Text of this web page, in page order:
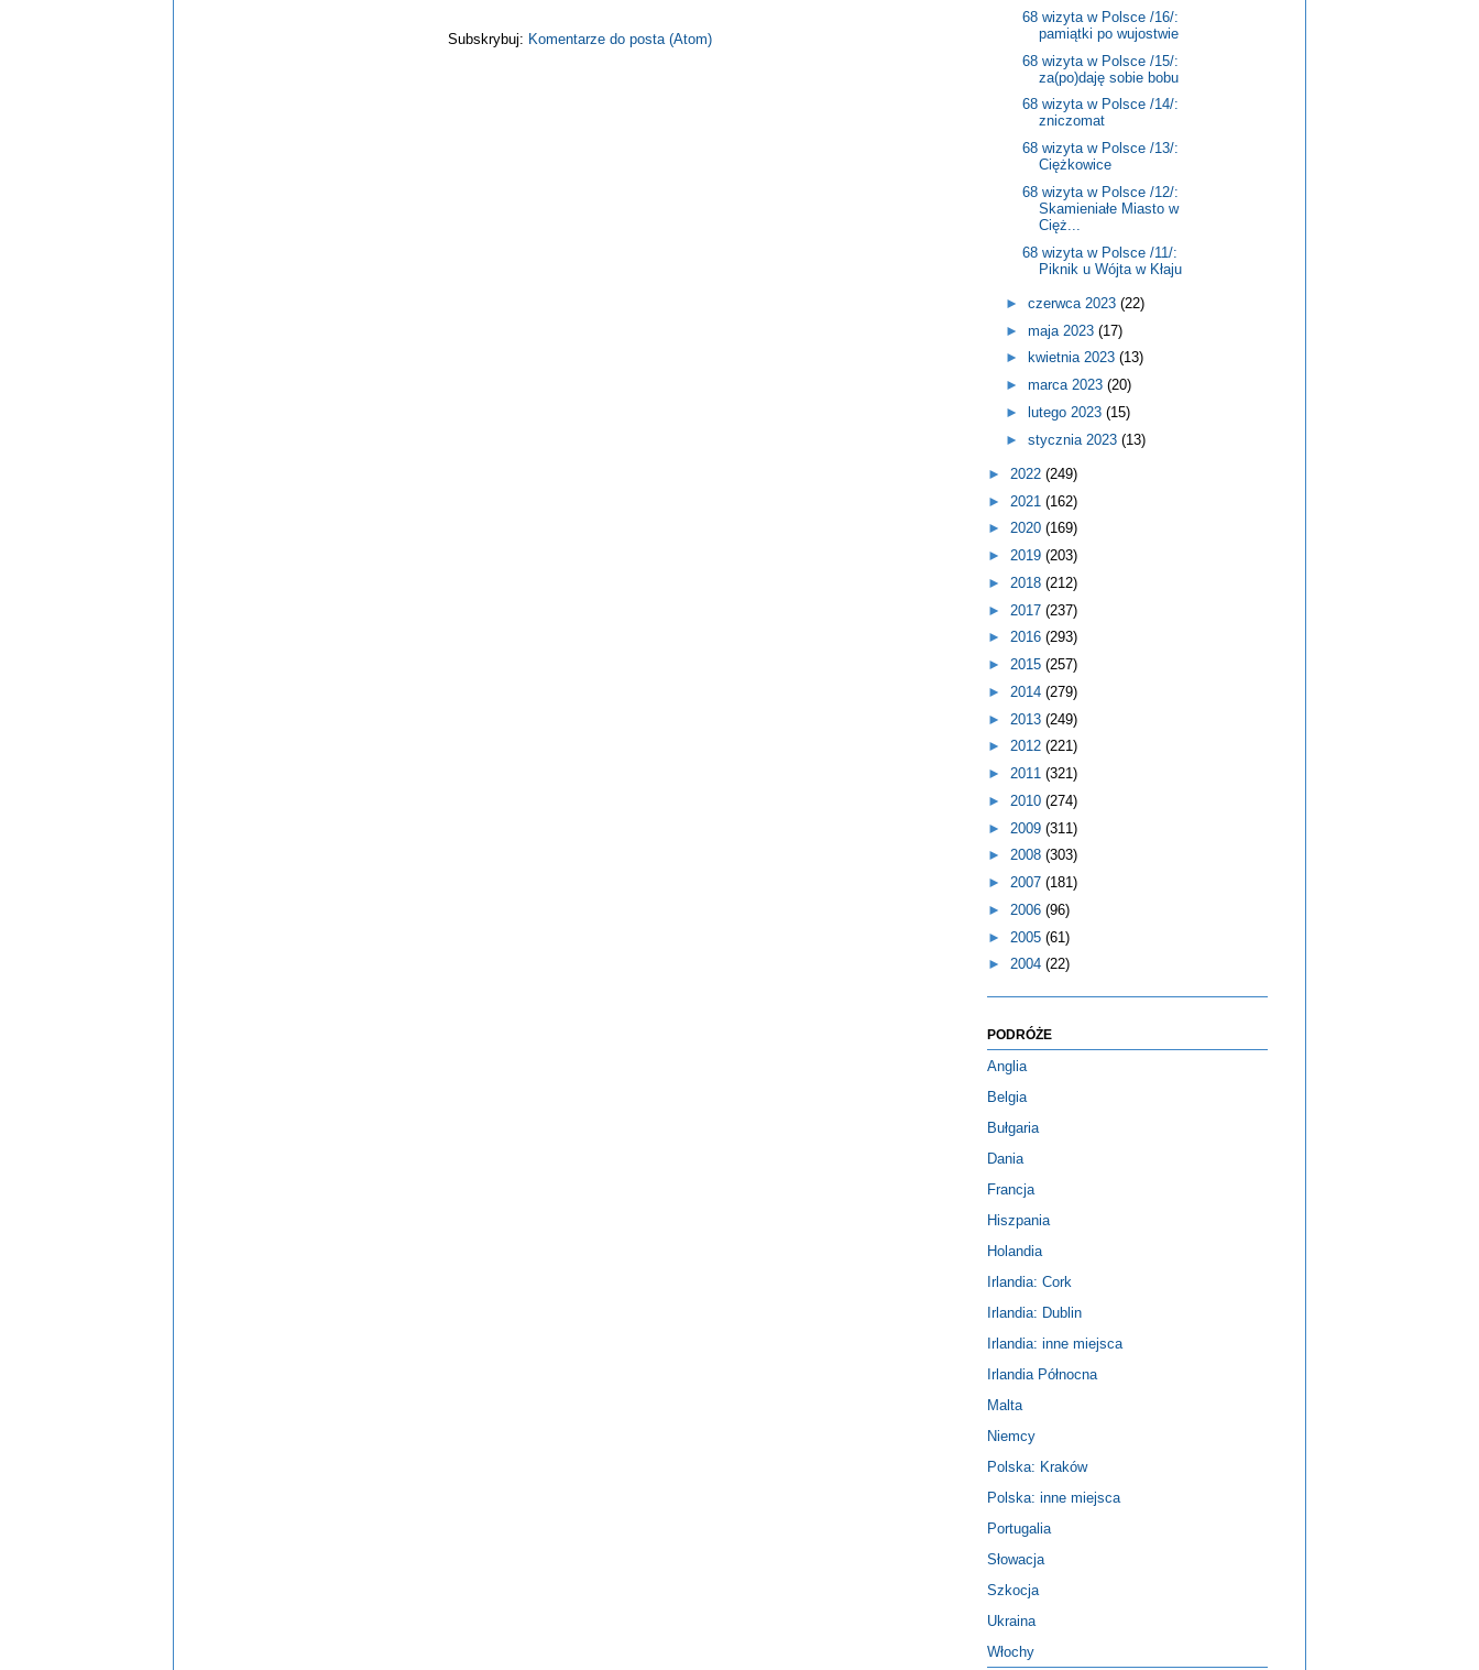
Subskrybuj: Komentarze do posta (Atom)
68 wizyta w Polsce /16/:
pamiątki po wujostwie
68 wizyta w Polsce /15/:
za(po)daję sobie bobu
68 wizyta w Polsce /14/:
zniczomat
68 wizyta w Polsce /13/:
Ciężkowice
68 wizyta w Polsce /12/:
Skamieniałe Miasto w
Cięż...
68 wizyta w Polsce /11/:
Piknik u Wójta w Kłaju
► czerwca 2023 (22)
► maja 2023 (17)
►
kwietnia 2023 (13)
► marca 2023 (20)
►
lutego 2023 (15)
► stycznia 2023 (13)
► 2022 (249)
► 2021 (162)
► 2020 (169)
► 2019 (203)
► 2018 (212)
► 2017 (237)
► 2016 (293)
► 2015 (257)
► 2014 (279)
► 2013 (249)
► 2012 (221)
► 2011 (321)
► 2010 (274)
► 2009 (311)
► 2008 (303)
► 2007 (181)
► 2006 (96)
► 2005 (61)
► 2004 (22)
PODRÓŻE
Anglia
Belgia
Bułgaria
Dania
Francja
Hiszpania
Holandia
Irlandia: Cork
Irlandia: Dublin
Irlandia: inne miejsca
Irlandia Północna
Malta
Niemcy
Polska: Kraków
Polska: inne miejsca
Portugalia
Słowacja
Szkocja
Ukraina
Włochy